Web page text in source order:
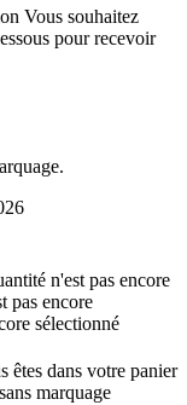
Vous souhaitez
pour recevoir
n'est pas encore
pas encore
sélectionné
êtes dans votre panier
marquage